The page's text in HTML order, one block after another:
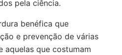
pela ciência.
benéfica que
e prevenção de várias
aquelas que costumam